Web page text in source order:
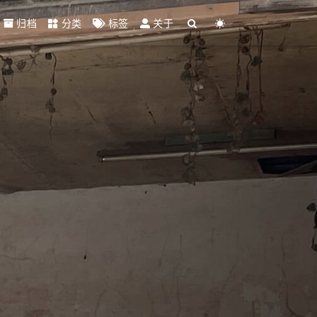
归档 分类 标签 关于